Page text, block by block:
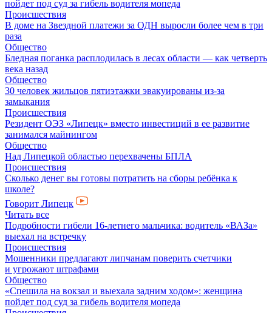
пойдет под суд за гибель водителя мопеда
Происшествия
В доме на Звездной платежи за ОДН выросли более чем в три
раза
Общество
Бледная поганка расплодилась в лесах области — как четверть
века назад
Общество
30 человек жильцов пятиэтажки эвакуированы из-за
замыкания
Происшествия
Резидент ОЭЗ «Липецк» вместо инвестиций в ее развитие
занимался майнингом
Общество
Над Липецкой областью перехвачены БПЛА
Происшествия
Сколько денег вы готовы потратить на сборы ребёнка к
школе?
Говорит Липецк
Читать все
Подробности гибели 16-летнего мальчика: водитель «ВАЗа»
выехал на встречку
Происшествия
Мошенники предлагают липчанам поверить счетчики
и угрожают штрафами
Общество
«Спешила на вокзал и выехала задним ходом»: женщина
пойдет под суд за гибель водителя мопеда